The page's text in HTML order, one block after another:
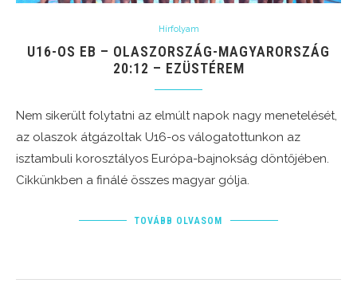
Hírfolyam
U16-OS EB – OLASZORSZÁG-MAGYARORSZÁG
20:12 – EZÜSTÉREM
Nem sikerült folytatni az elmúlt napok nagy menetelését,
az olaszok átgázoltak U16-os válogatottunkon az
isztambuli korosztályos Európa-bajnokság döntőjében.
Cikkünkben a finálé összes magyar gólja.
TOVÁBB OLVASOM